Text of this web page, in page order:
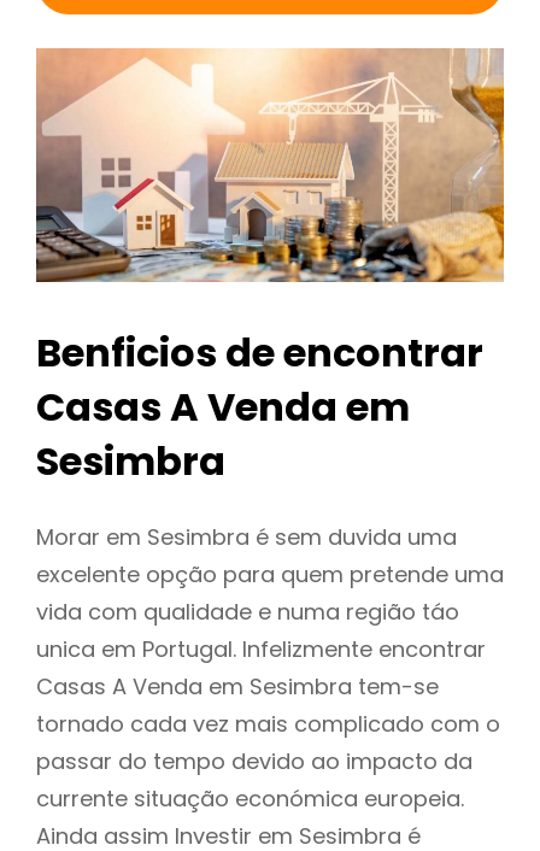
Benficios de encontrar
Casas A Venda em
Sesimbra
Morar em Sesimbra é sem duvida uma
excelente opção para quem pretende uma
vida com qualidade e numa região táo
unica em Portugal. Infelizmente encontrar
Casas A Venda em Sesimbra tem-se
tornado cada vez mais complicado com o
passar do tempo devido ao impacto da
currente situação económica europeia.
Ainda assim Investir em Sesimbra é